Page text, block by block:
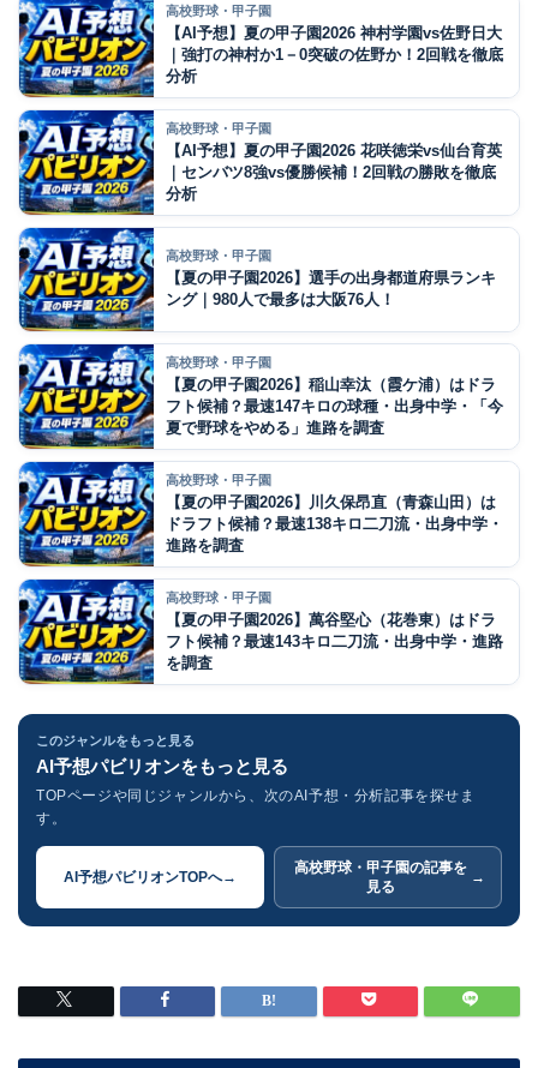
高校野球・甲子園
【AI予想】夏の甲子園2026 神村学園vs佐野日大
｜強打の神村か1－0突破の佐野か！2回戦を徹底
分析
高校野球・甲子園
【AI予想】夏の甲子園2026 花咲徳栄vs仙台育英
｜センバツ8強vs優勝候補！2回戦の勝敗を徹底
分析
高校野球・甲子園
【夏の甲子園2026】選手の出身都道府県ランキ
ング｜980人で最多は大阪76人！
高校野球・甲子園
【夏の甲子園2026】稲山幸汰（霞ケ浦）はドラ
フト候補？最速147キロの球種・出身中学・「今
夏で野球をやめる」進路を調査
高校野球・甲子園
【夏の甲子園2026】川久保昂直（青森山田）は
ドラフト候補？最速138キロ二刀流・出身中学・
進路を調査
高校野球・甲子園
【夏の甲子園2026】萬谷堅心（花巻東）はドラ
フト候補？最速143キロ二刀流・出身中学・進路
を調査
このジャンルをもっと見る
AI予想パビリオンをもっと見る
TOPページや同じジャンルから、次のAI予想・分析記事を探せま
す。
AI予想パビリオンTOPへ→
高校野球・甲子園の記事を
見る
→